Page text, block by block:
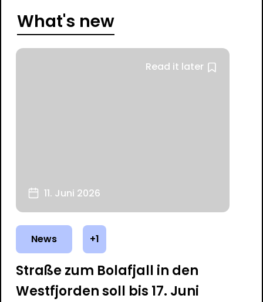
What's new
Read it later
11. Juni 2026
News +1
Straße zum Bolafjall in den
Westfjorden soll bis 17. Juni